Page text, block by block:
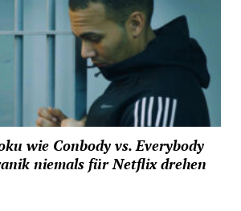
wie Conbody vs. Everybody
niemals für Netflix drehen